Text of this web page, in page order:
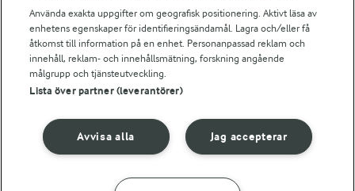
© 2026 Arla Foods
Integritetspolicy
Använda exakta uppgifter om geografisk positionering. Aktivt läsa av
enhetens egenskaper för identifieringsändamål. Lagra och/eller få
åtkomst till information på en enhet. Personanpassad reklam och
innehåll, reklam- och innehållsmätning, forskning angående
målgrupp och tjänsteutveckling.
Lista över partner (leverantörer)
Jag accepterar
Avvisa alla